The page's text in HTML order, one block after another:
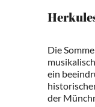
Die
ein
der